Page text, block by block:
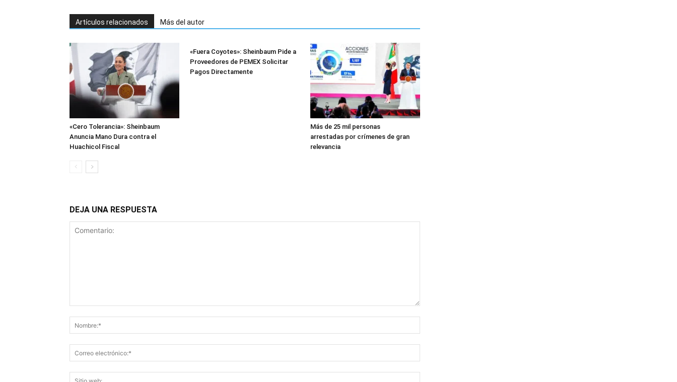
Artículos relacionados Más del autor
«Cero Tolerancia»: Sheinbaum
Anuncia Mano Dura contra el
Huachicol Fiscal
«Fuera Coyotes»: Sheinbaum Pide a
Proveedores de PEMEX Solicitar
Pagos Directamente
Más de 25 mil personas
arrestadas por crímenes de gran
relevancia
DEJA UNA RESPUESTA